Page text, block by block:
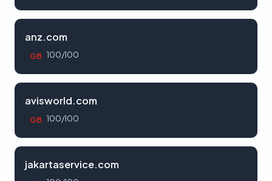
anz.com
GB 100/100
avisworld.com
GB 100/100
jakartaservice.com